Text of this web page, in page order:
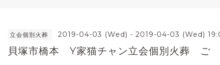
立会個別火葬 2019-04-03 (Wed) - 2019-04-03 (Wed)
貝塚市橋本 Y家猫チャン立会個別火葬 ご